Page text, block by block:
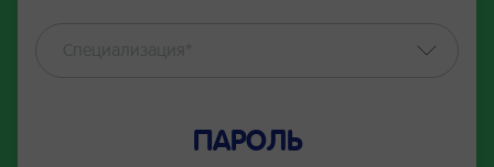
ПАРОЛЬ